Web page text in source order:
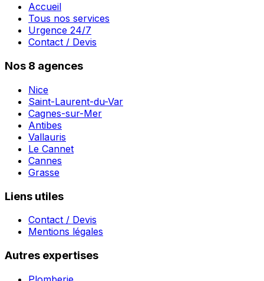
Accueil
Tous nos services
Urgence 24/7
Contact / Devis
Nos 8 agences
Nice
Saint-Laurent-du-Var
Cagnes-sur-Mer
Antibes
Vallauris
Le Cannet
Cannes
Grasse
Liens utiles
Contact / Devis
Mentions légales
Autres expertises